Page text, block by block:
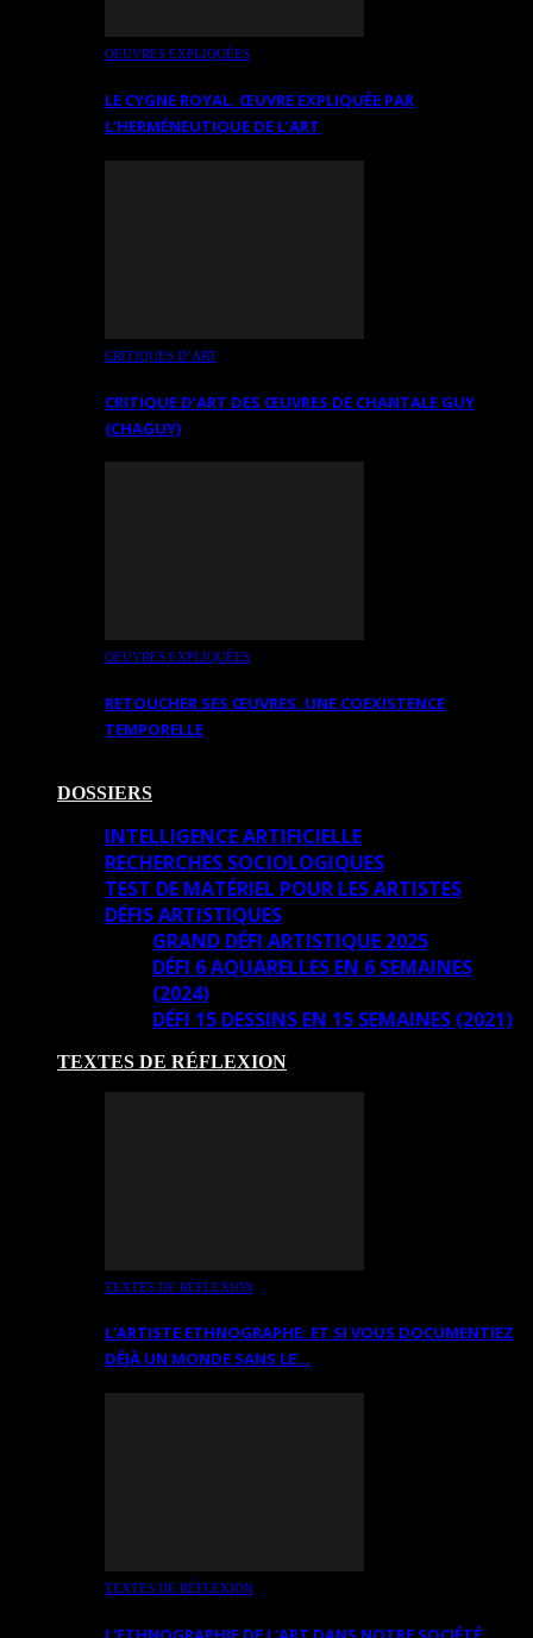
OEUVRES EXPLIQUÉES
LE CYGNE ROYAL. ŒUVRE EXPLIQUÉE PAR
L’HERMÉNEUTIQUE DE L’ART
CRITIQUES D’ART
CRITIQUE D’ART DES ŒUVRES DE CHANTALE GUY
(CHAGUY)
OEUVRES EXPLIQUÉES
RETOUCHER SES ŒUVRES. UNE COEXISTENCE
TEMPORELLE
DOSSIERS
INTELLIGENCE ARTIFICIELLE
RECHERCHES SOCIOLOGIQUES
TEST DE MATÉRIEL POUR LES ARTISTES
DÉFIS ARTISTIQUES
GRAND DÉFI ARTISTIQUE 2025
DÉFI 6 AQUARELLES EN 6 SEMAINES
(2024)
DÉFI 15 DESSINS EN 15 SEMAINES (2021)
TEXTES DE RÉFLEXION
TEXTES DE RÉFLEXION
L’ARTISTE ETHNOGRAPHE: ET SI VOUS DOCUMENTIEZ
DÉJÀ UN MONDE SANS LE…
TEXTES DE RÉFLEXION